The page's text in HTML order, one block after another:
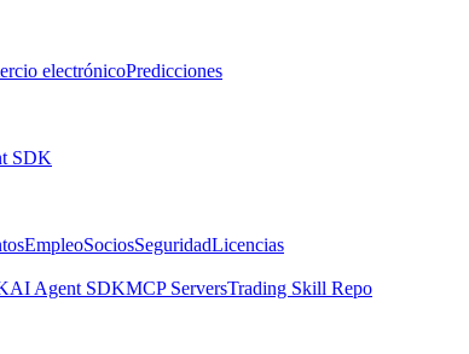
electrónicoPredicciones
SDK
EmpleoSociosSeguridadLicencias
AI Agent SDKMCP ServersTrading Skill Repo